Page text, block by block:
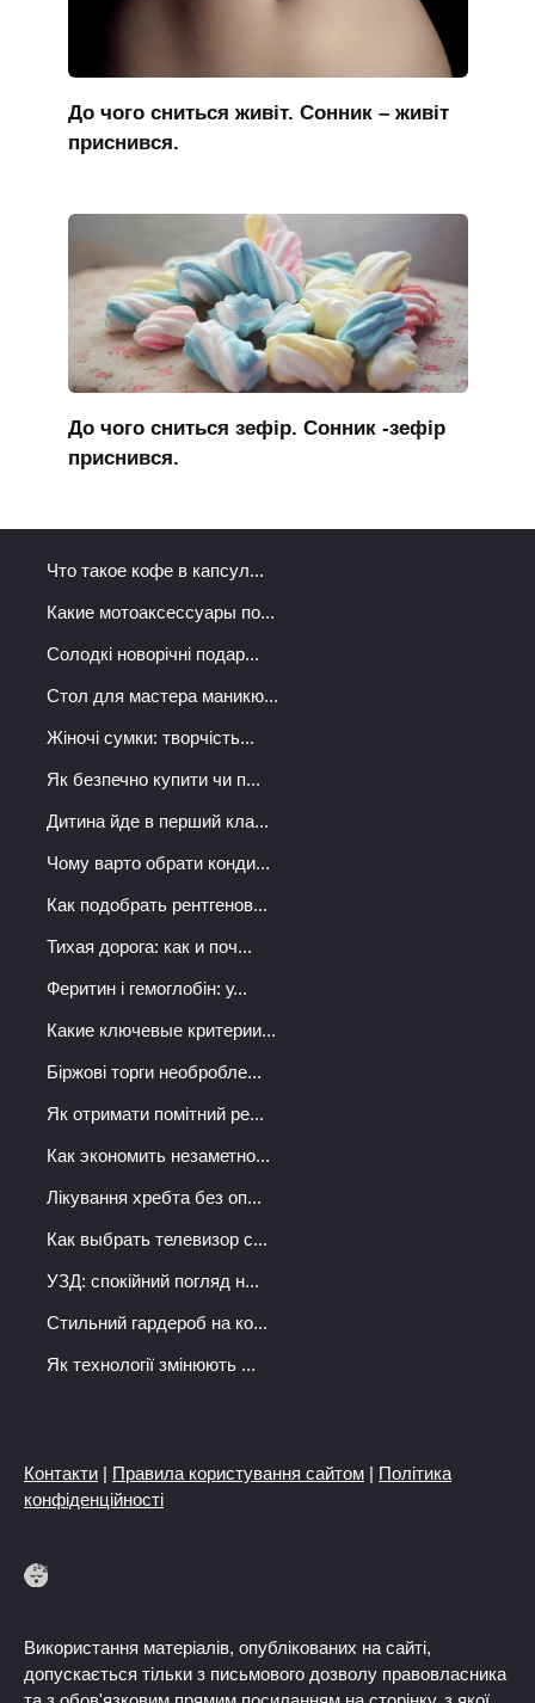
До чого сниться живіт. Сонник – живіт
приснився.
До чого сниться зефір. Сонник -зефір
приснився.
Что такое кофе в капсул...
Какие мотоаксессуары по...
Солодкі новорічні подар...
Стол для мастера маникю...
Жіночі сумки: творчість...
Як безпечно купити чи п...
Дитина йде в перший кла...
Чому варто обрати конди...
Как подобрать рентгенов...
Тихая дорога: как и поч...
Феритин і гемоглобін: у...
Какие ключевые критерии...
Біржові торги необробле...
Як отримати помітний ре...
Как экономить незаметно...
Лікування хребта без оп...
Как выбрать телевизор с...
УЗД: спокійний погляд н...
Стильний гардероб на ко...
Як технології змінюють ...
Контакти | Правила користування сайтом | Політика
конфіденційності
Використання матеріалів, опублікованих на сайті,
допускається тільки з письмового дозволу правовласника